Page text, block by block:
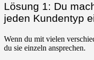
Lösung 1: Du
jeden Kundentyp
Wenn du mit vielen
du sie einzeln ansprechen.